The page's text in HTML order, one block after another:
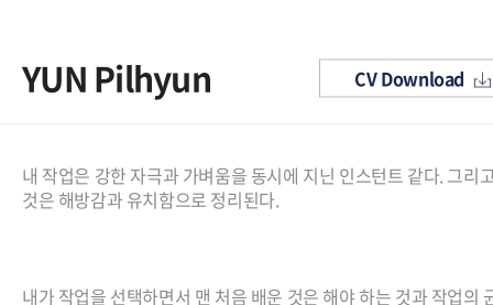
YUN Pilhyun CV Download
내 작업은 강한 자극과 가벼움을 동시에 지닌 인스턴트 같다. 그리
것은 해방감과 유치함으로 정리된다.
내가 작업을 선택하면서 맨 처음 배운 것은 해야 하는 것과 작업의